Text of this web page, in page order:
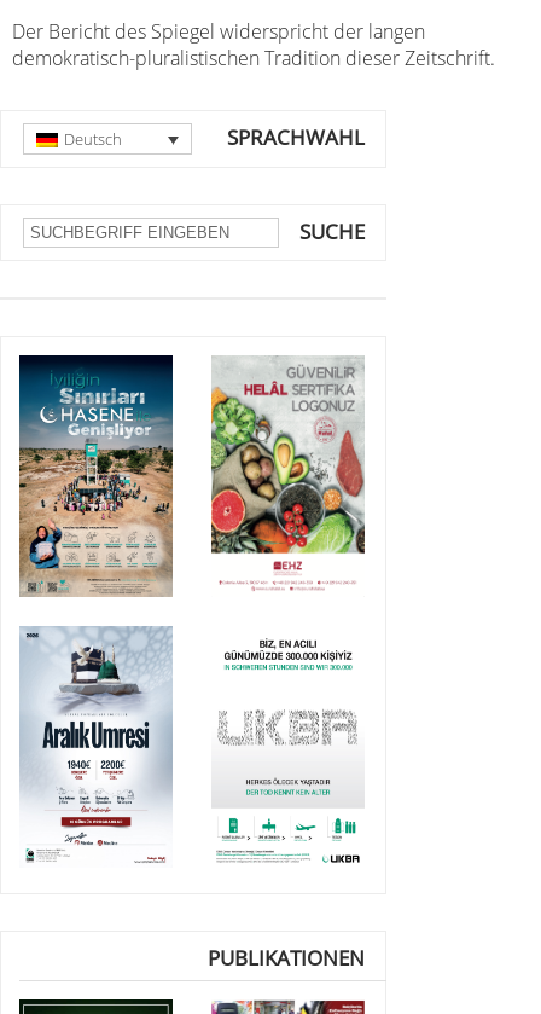
Der Bericht des Spiegel widerspricht der langen
demokratisch-pluralistischen Tradition dieser Zeitschrift.
SPRACHWAHL
Deutsch
SUCHE
PUBLIKATIONEN